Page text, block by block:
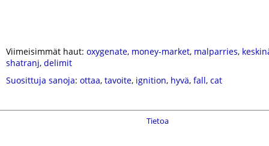
Viimeisimmät haut: oxygenate, money-market, malparries,
shatranj, delimit
Suosittuja sanoja: ottaa, tavoite, ignition, hyvä, fall, cat
Tietoa